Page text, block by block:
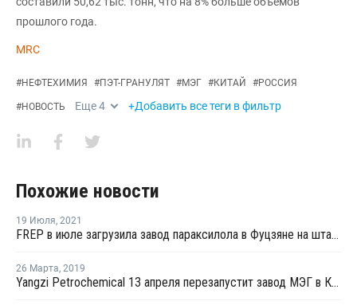
прошлого года.
MRC
#НЕФТЕХИМИЯ #ПЭТ-ГРАНУЛЯТ #МЭГ #КИТАЙ #РОССИЯ
#НОВОСТЬ Еще4 +Добавить все теги в фильтр
Похожие новости
19 Июля, 2021
FREP в июле загрузила завод параксилола в Фуцзяне на штатном уровне
26 Марта, 2019
Yangzi Petrochemical 13 апреля перезапустит завод МЭГ в Китае после планового ремонта